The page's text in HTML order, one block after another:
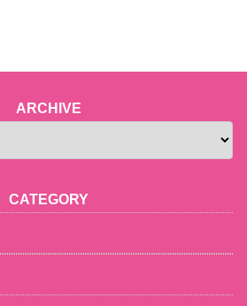
ARCHIVE
CATEGORY